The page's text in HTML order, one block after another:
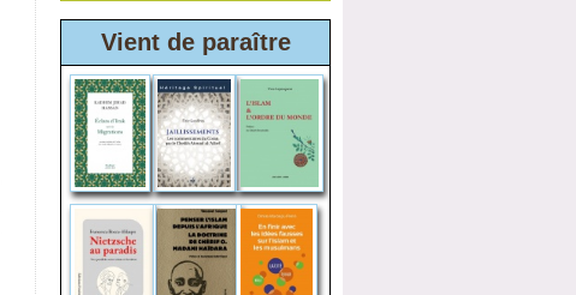
Vient de paraître